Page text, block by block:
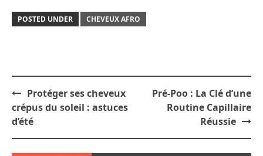
POSTED UNDER CHEVEUX AFRO
Post
navigation
Protéger ses cheveux
crépus du soleil : astuces
d’été
Pré-Poo : La Clé d’une
Routine Capillaire
Réussie